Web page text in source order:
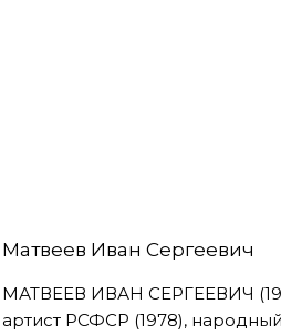
Матвеев Иван Сергеевич
МАТВЕЕВ ИВАН СЕРГЕЕВИЧ
артист РСФСР (1978),